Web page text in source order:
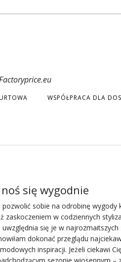
WSPÓŁPRACA DLA
się wygodnie
sobie na odrobinę wygody
zaskoczeniem w codziennych
się je w najrozmaitszych
dokonać przeglądu
inspiracji. Jeżeli ciekawi